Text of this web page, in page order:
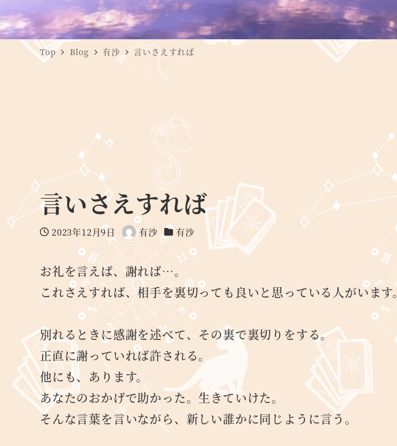
Top Blog 有沙 言いさえすれば
言いさえすれば
投稿日
2023年12月9日
著
者
有沙
カテゴリー
有沙
お礼を言えば、謝れば…。
これさえすれば、相手を裏切っても良いと思っている人がいます。
別れるときに感謝を述べて、その裏で裏切りをする。
正直に謝っていれば許される。
他にも、あります。
あなたのおかげで助かった。生きていけた。
そんな言葉を言いながら、新しい誰かに同じように言う。